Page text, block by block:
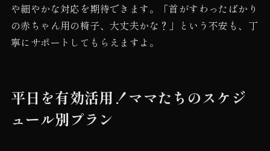
や細やかな対応を期待できます。「首がすわったばかり
の赤ちゃん用の椅子、大丈夫かな？」という不安も、丁
寧にサポートしてもらえますよ。
平日を有効活用！ママたちのスケジ
ュール別プラン